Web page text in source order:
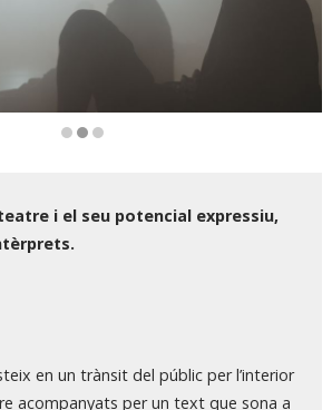
i el seu potencial expressiu,
en un trànsit del públic per l’interior
acompanyats per un text que sona a